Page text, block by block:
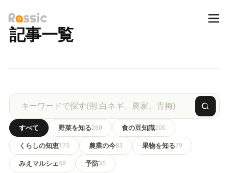
記事一覧
すべて 野菜を知る260 食の豆知識200
くらしの知恵175 農業の今83 果物を知る79
みえマルシェ58 予防35